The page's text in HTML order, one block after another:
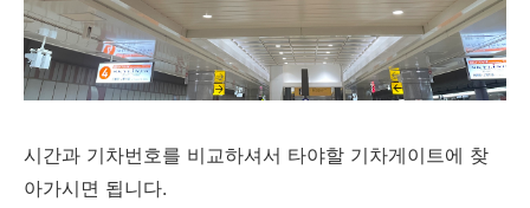
시간과 기차번호를 비교하셔서 타야할 기차게이트에 찾
아가시면 됩니다.